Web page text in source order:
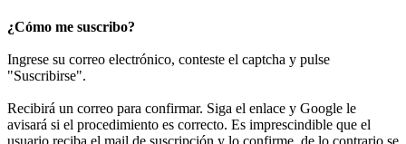
¿Cómo me suscribo?
Ingrese su correo electrónico, conteste el captcha y pulse
"Suscribirse".
Recibirá un correo para confirmar. Siga el enlace y Google le
avisará si el procedimiento es correcto. Es imprescindible que el